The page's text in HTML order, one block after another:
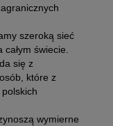
szeroką sieć
świecie.
się z
które z
wymierne